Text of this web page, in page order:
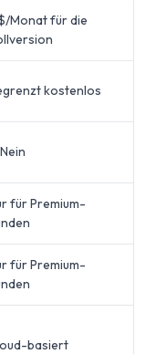
Monat für die
kostenlos
für Premium-
für Premium-
basiert